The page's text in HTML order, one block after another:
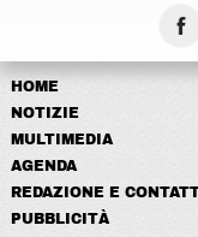
HOME
NOTIZIE
MULTIMEDIA
AGENDA
REDAZIONE E
PUBBLICITÀ